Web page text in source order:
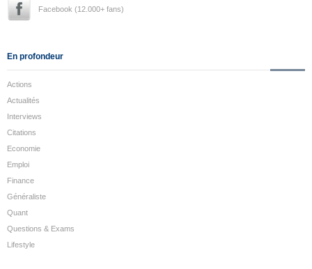
Facebook (12.000+ fans)
En profondeur
Actions
Actualités
Interviews
Citations
Economie
Emploi
Finance
Généraliste
Quant
Questions & Exams
Lifestyle